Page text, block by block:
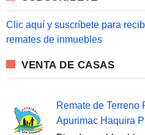
o
:
Clic aquí y suscríbete para
remates de inmuebles
VENTA DE CASAS
Remate de Terreno
Apurimac Haquira